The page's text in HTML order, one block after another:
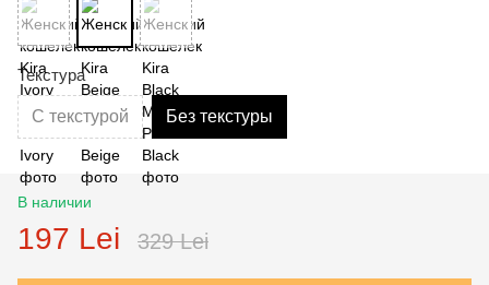
Текстура
С текстурой Без текстуры
В наличии
197 Lei 329 Lei